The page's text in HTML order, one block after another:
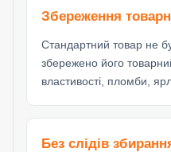
Збереження
Стандартний товар не
збережено його
властивості, пломби,
Без слідів